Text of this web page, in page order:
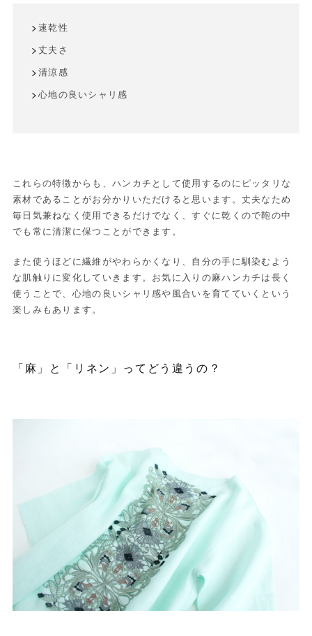
速乾性
丈夫さ
清涼感
心地の良いシャリ感
これらの特徴からも、ハンカチとして使用するのにピッタリな
素材であることがお分かりいただけると思います。丈夫なため
毎日気兼ねなく使用できるだけでなく、すぐに乾くので鞄の中
でも常に清潔に保つことができます。
また使うほどに繊維がやわらかくなり、自分の手に馴染むよう
な肌触りに変化していきます。お気に入りの麻ハンカチは長く
使うことで、心地の良いシャリ感や風合いを育てていくという
楽しみもあります。
「麻」と「リネン」ってどう違うの？